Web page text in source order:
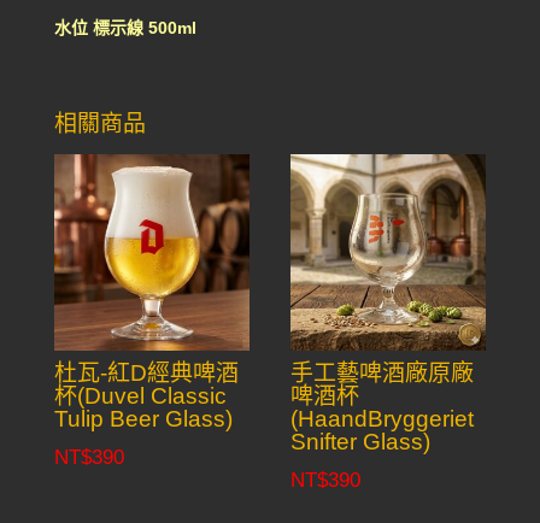
水位 標示線 500ml
相關商品
杜瓦-紅D經典啤酒
杯(Duvel Classic
Tulip Beer Glass)
NT$390
手工藝啤酒廠原廠
啤酒杯
(HaandBryggeriet
Snifter Glass)
NT$390